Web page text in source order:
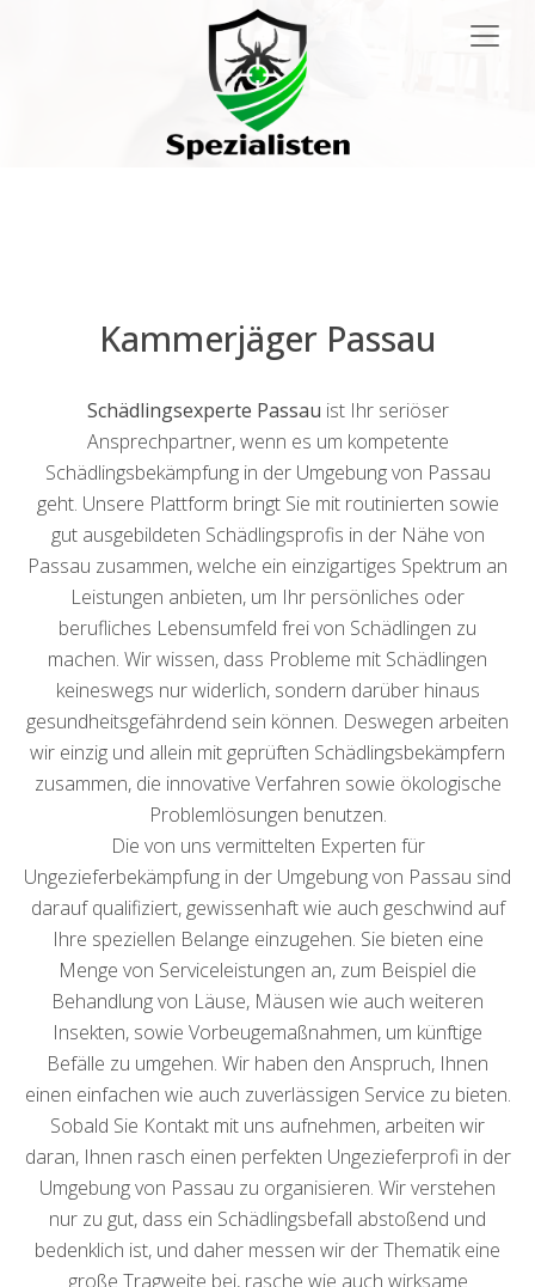
Kammerjäger Passau
Schädlingsexperte Passau ist Ihr seriöser
Ansprechpartner, wenn es um kompetente
Schädlingsbekämpfung in der Umgebung von Passau
geht. Unsere Plattform bringt Sie mit routinierten sowie
gut ausgebildeten Schädlingsprofis in der Nähe von
Passau zusammen, welche ein einzigartiges Spektrum an
Leistungen anbieten, um Ihr persönliches oder
berufliches Lebensumfeld frei von Schädlingen zu
machen. Wir wissen, dass Probleme mit Schädlingen
keineswegs nur widerlich, sondern darüber hinaus
gesundheitsgefährdend sein können. Deswegen arbeiten
wir einzig und allein mit geprüften Schädlingsbekämpfern
zusammen, die innovative Verfahren sowie ökologische
Problemlösungen benutzen.
Die von uns vermittelten Experten für
Ungezieferbekämpfung in der Umgebung von Passau sind
darauf qualifiziert, gewissenhaft wie auch geschwind auf
Ihre speziellen Belange einzugehen. Sie bieten eine
Menge von Serviceleistungen an, zum Beispiel die
Behandlung von Läuse, Mäusen wie auch weiteren
Insekten, sowie Vorbeugemaßnahmen, um künftige
Befälle zu umgehen. Wir haben den Anspruch, Ihnen
einen einfachen wie auch zuverlässigen Service zu bieten.
Sobald Sie Kontakt mit uns aufnehmen, arbeiten wir
daran, Ihnen rasch einen perfekten Ungezieferprofi in der
Umgebung von Passau zu organisieren. Wir verstehen
nur zu gut, dass ein Schädlingsbefall abstoßend und
bedenklich ist, und daher messen wir der Thematik eine
große Tragweite bei, rasche wie auch wirksame